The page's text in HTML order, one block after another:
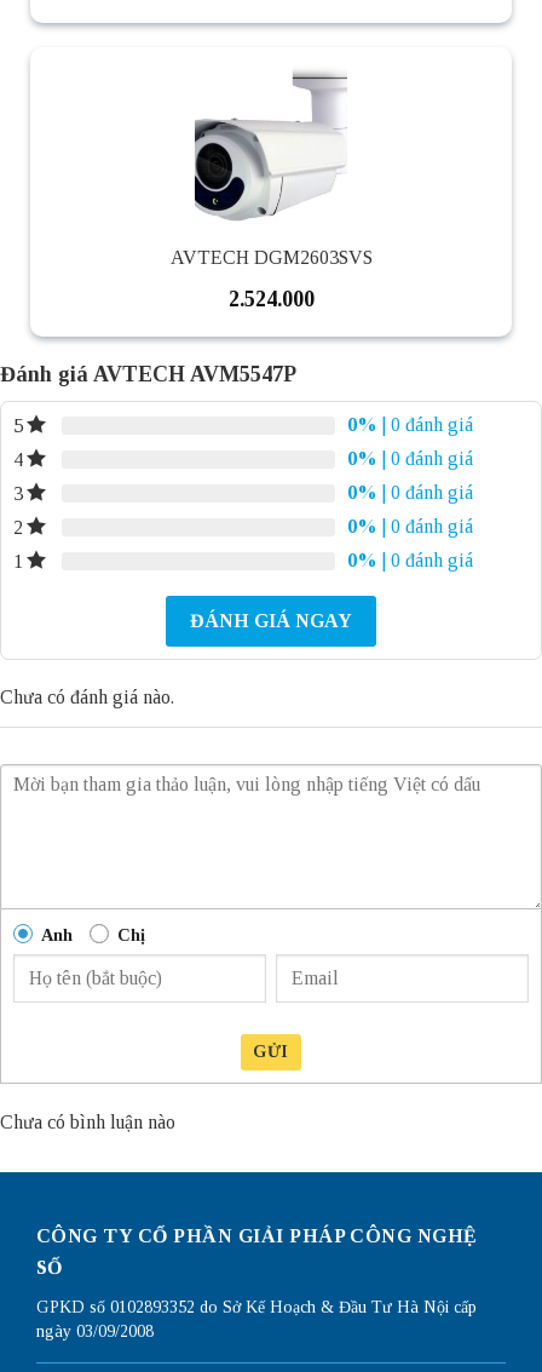
AVTECH DGM2603SVS
2.524.000
Đánh giá AVTECH AVM5547P
5 0%
| 0 đánh giá
4
0%
| 0 đánh giá
3
0%
| 0 đánh giá
2
0%
| 0 đánh giá
1
0% | 0 đánh giá
ĐÁNH GIÁ NGAY
Chưa có đánh giá nào.
Anh Chị
GỬI
Chưa có bình luận nào
CÔNG TY CỔ PHẦN GIẢI PHÁP CÔNG NGHỆ
SỐ
GPKD số 0102893352 do Sở Kế Hoạch & Đầu Tư Hà Nội cấp
ngày 03/09/2008